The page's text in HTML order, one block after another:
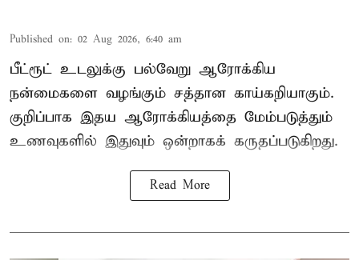
Published on: 02 Aug 2026, 6:40 am
பீட்ரூட் உடலுக்கு பல்வேறு ஆரோக்கிய
நன்மைகளை வழங்கும் சத்தான காய்கறியாகும்.
குறிப்பாக இதய ஆரோக்கியத்தை மேம்படுத்தும்
உணவுகளில் இதுவும் ஒன்றாகக் கருதப்படுகிறது.
Read More